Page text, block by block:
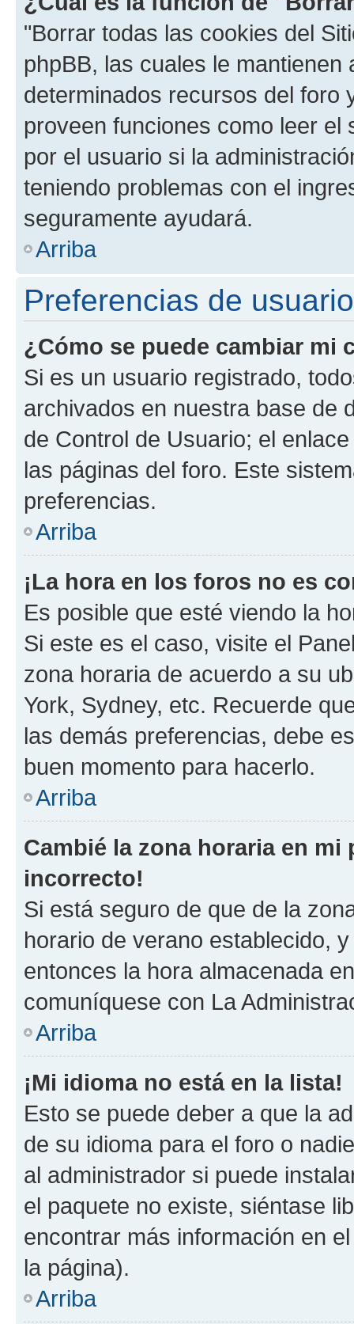
"Borrar todas las cookies del
phpBB, las cuales le
determinados recursos del foro
proveen funciones como leer el
por el usuario si la
teniendo problemas con el
seguramente ayudará.
Arriba
Preferencias de
¿Cómo se puede cambiar mi
Si es un usuario registrado,
archivados en nuestra base de
de Control de Usuario; el
las páginas del foro. Este
preferencias.
Arriba
¡La hora en los foros no es
Es posible que esté viendo la
Si este es el caso, visite el
zona horaria de acuerdo a su
York, Sydney, etc. Recuerde
las demás preferencias, debe
buen momento para hacerlo.
Arriba
Cambié la zona horaria en
incorrecto!
Si está seguro de que de la
horario de verano establecido,
entonces la hora almacenada
comuníquese con La
Arriba
¡Mi idioma no está en la lista!
Esto se puede deber a que la
de su idioma para el foro o
al administrador si puede
el paquete no existe, siéntase
encontrar más información en
la página).
Arriba